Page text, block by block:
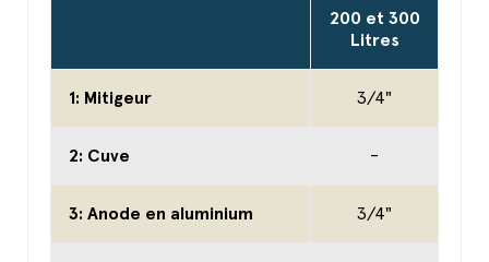
200 et 300
Litres
1: Mitigeur 3/4"
2: Cuve -
3: Anode en aluminium 3/4"